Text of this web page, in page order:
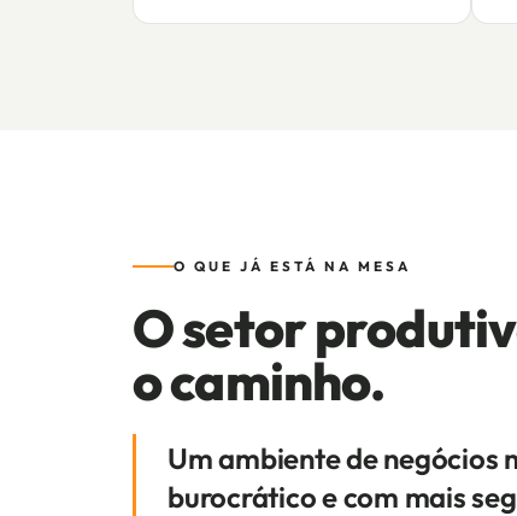
O QUE JÁ ESTÁ NA MESA
O setor
o caminho.
Um ambiente de negócios
burocrático e com mais